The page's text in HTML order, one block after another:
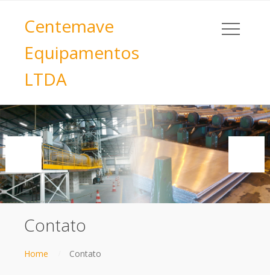
Centemave
Equipamentos
LTDA
Contato
Home Contato